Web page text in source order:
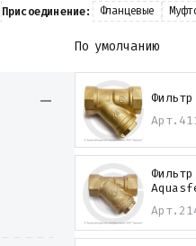
Присоединение: Фланцевые
По умолчанию
Арт.
Арт.